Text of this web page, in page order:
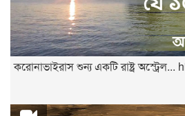
করোনাভাইরাস শুন্য একটি রাষ্ট্র অস্ট্রেল...